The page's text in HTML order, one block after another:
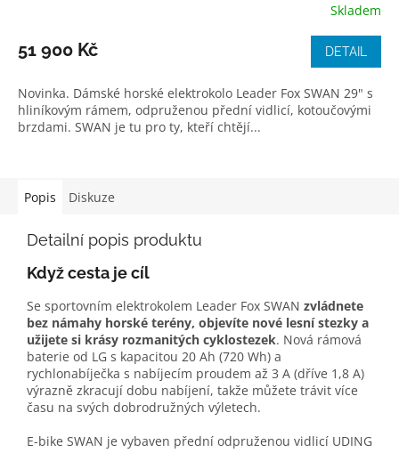
Skladem
51 900 Kč DETAIL
Novinka. Dámské horské elektrokolo Leader Fox SWAN 29" s
hliníkovým rámem, odpruženou přední vidlicí, kotoučovými
brzdami. SWAN je tu pro ty, kteří chtějí...
Popis Diskuze
Detailní popis produktu
Když cesta je cíl
Se sportovním elektrokolem Leader Fox SWAN zvládnete
bez námahy horské terény, objevíte nové lesní stezky a
užijete si krásy rozmanitých cyklostezek. Nová rámová
baterie od LG s kapacitou 20 Ah (720 Wh) a
rychlonabíječka s nabíjecím proudem až 3 A (dříve 1,8 A)
výrazně zkracují dobu nabíjení, takže můžete trávit více
času na svých dobrodružných výletech.
E-bike SWAN je vybaven přední odpruženou vidlicí UDING